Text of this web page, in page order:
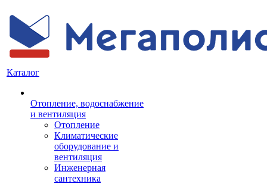
Каталог
Отопление, водоснабжение
и вентиляция
Отопление
Климатические
оборудование и
вентиляция
Инженерная
сантехника